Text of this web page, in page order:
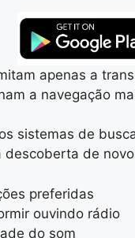
apenas a
a navegação
sistemas de
de
preferidas
ouvindo rádio
do som